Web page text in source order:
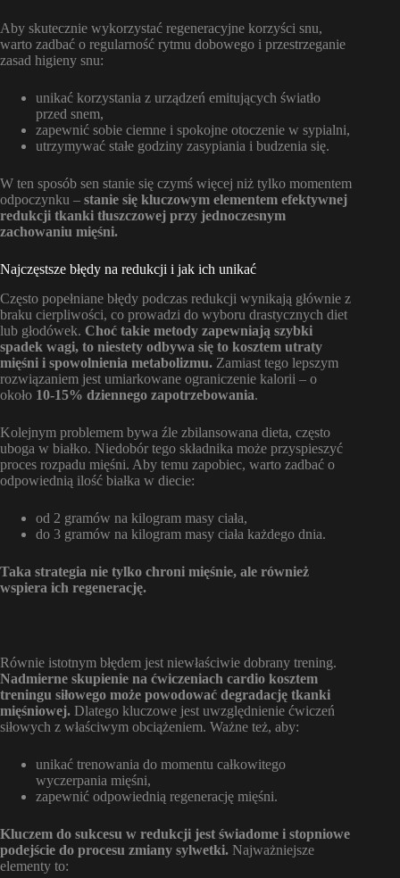
Aby skutecznie wykorzystać regeneracyjne korzyści snu,
warto zadbać o regularność rytmu dobowego i przestrzeganie
zasad higieny snu:
unikać korzystania z urządzeń emitujących światło
przed snem,
zapewnić sobie ciemne i spokojne otoczenie w sypialni,
utrzymywać stałe godziny zasypiania i budzenia się.
W ten sposób sen stanie się czymś więcej niż tylko momentem
odpoczynku – stanie się kluczowym elementem efektywnej
redukcji tkanki tłuszczowej przy jednoczesnym
zachowaniu mięśni.
Najczęstsze błędy na redukcji i jak ich unikać
Często popełniane błędy podczas redukcji wynikają głównie z
braku cierpliwości, co prowadzi do wyboru drastycznych diet
lub głodówek. Choć takie metody zapewniają szybki
spadek wagi, to niestety odbywa się to kosztem utraty
mięśni i spowolnienia metabolizmu. Zamiast tego lepszym
rozwiązaniem jest umiarkowane ograniczenie kalorii – o
około 10-15% dziennego zapotrzebowania.
Kolejnym problemem bywa źle zbilansowana dieta, często
uboga w białko. Niedobór tego składnika może przyspieszyć
proces rozpadu mięśni. Aby temu zapobiec, warto zadbać o
odpowiednią ilość białka w diecie:
od 2 gramów na kilogram masy ciała,
do 3 gramów na kilogram masy ciała każdego dnia.
Taka strategia nie tylko chroni mięśnie, ale również
wspiera ich regenerację.
Równie istotnym błędem jest niewłaściwie dobrany trening.
Nadmierne skupienie na ćwiczeniach cardio kosztem
treningu siłowego może powodować degradację tkanki
mięśniowej. Dlatego kluczowe jest uwzględnienie ćwiczeń
siłowych z właściwym obciążeniem. Ważne też, aby:
unikać trenowania do momentu całkowitego
wyczerpania mięśni,
zapewnić odpowiednią regenerację mięśni.
Kluczem do sukcesu w redukcji jest świadome i stopniowe
podejście do procesu zmiany sylwetki. Najważniejsze
elementy to: